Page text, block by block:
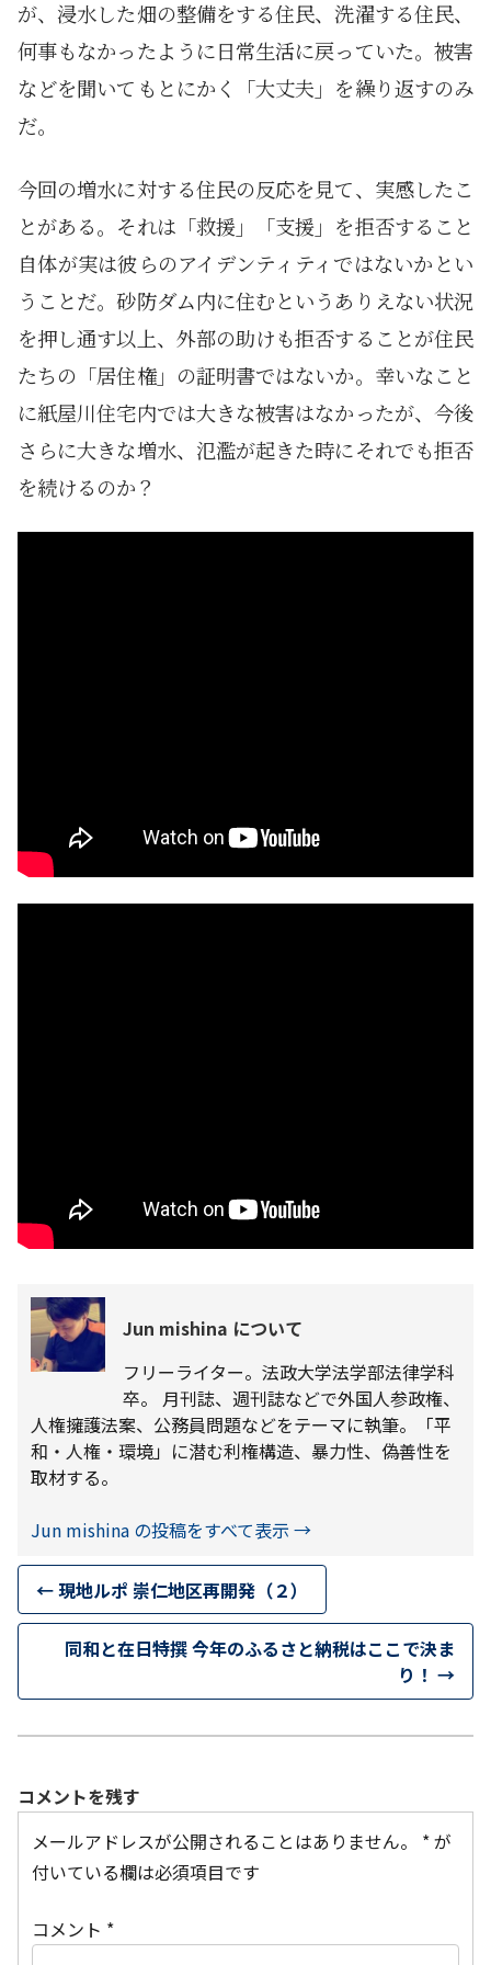
が、浸水した畑の整備をする住民、洗濯する住民、
何事もなかったように日常生活に戻っていた。被害
などを聞いてもとにかく「大丈夫」を繰り返すのみ
だ。
今回の増水に対する住民の反応を見て、実感したこ
とがある。それは「救援」「支援」を拒否すること
自体が実は彼らのアイデンティティではないかとい
うことだ。砂防ダム内に住むというありえない状況
を押し通す以上、外部の助けも拒否することが住民
たちの「居住権」の証明書ではないか。幸いなこと
に紙屋川住宅内では大きな被害はなかったが、今後
さらに大きな増水、氾濫が起きた時にそれでも拒否
を続けるのか？
Jun mishina について
フリーライター。法政大学法学部法律学科
卒。 月刊誌、週刊誌などで外国人参政権、
人権擁護法案、公務員問題などをテーマに執筆。「平
和・人権・環境」に潜む利権構造、暴力性、偽善性を
取材する。
Jun mishina の投稿をすべて表示 →
←現地ルポ 崇仁地区再開発（２）
同和と在日特撰 今年のふるさと納税はここで決ま
り！ →
コメントを残す
メールアドレスが公開されることはありません。
*が
付いている欄は必須項目です
コメント *